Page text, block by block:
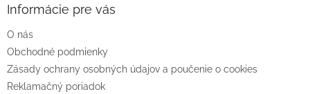
e
Informácie pre vás
O nás
Obchodné podmienky
Zásady ochrany osobných údajov a poučenie o cookies
Reklamačný poriadok